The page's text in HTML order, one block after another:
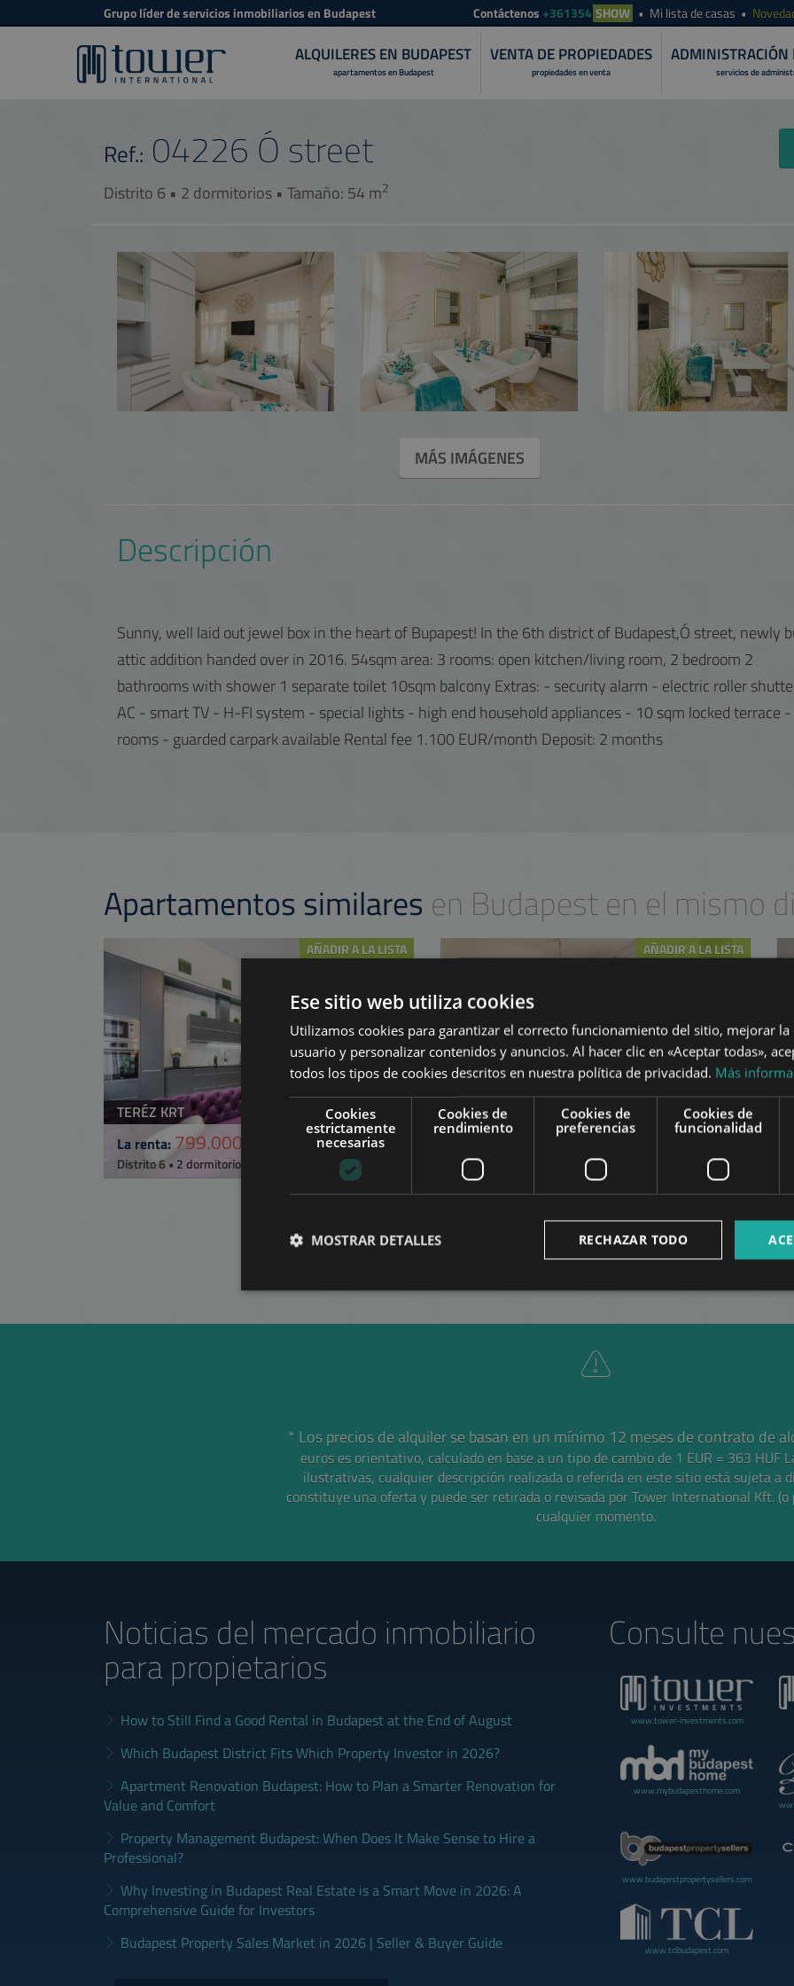
Grupo líder de servicios inmobiliarios en Budapest Contáctenos +361354 SHOW Mi lista de casas
ALQUILERES EN BUDAPEST
apartamentos en Budapest
VENTA DE PROPIEDADES
propiedades en venta
ADMINISTRACIÓN
servicios de
Ó street
Ref.: 04226
Distrito 6 • 2 dormitorios • Tamaño: 54 m2
MÁS IMÁGENES
Descripción
Sunny, well laid out jewel box in the heart of Bupapest! In the 6th district of Budapest,Ó street, newly
attic addition handed over in 2016. 54sqm area: 3 rooms: open kitchen/living room, 2 bedroom 2
bathrooms with shower 1 separate toilet 10sqm balcony Extras: - security alarm - electric roller
AC - smart TV - H-FI system - special lights - high end household appliances - 10 sqm locked terrace
rooms - guarded carpark available Rental fee 1.100 EUR/month Deposit: 2 months
Apartamentos similares en Budapest en el mismo
AÑADIR A LA LISTA
TERÉZ KRT
La renta: 799.000 HUF (€2.200)
Distrito 6 • 2 dormitorios • 71 m Ref:088670
AÑADIR A LA LISTA
KIRÁLY UTCA
363.000 HUF(€1.000)
Distrito 6 • 1 dormitorios • 65 m Ref:7590
MÁS
* Los precios de alquiler se basan en un mínimo 12 meses de contrato de
euros es orientativo, calculado en base a un tipo de cambio de 1 EUR = 363 HUF
ilustrativas, cualquier descripción realizada o referida en este sitio está sujeta a
constituye una oferta y puede ser retirada o revisada por Tower International Kft. (o
cualquier momento.
Noticias del mercado inmobiliario
para propietarios
How to Still Find a Good Rental in Budapest at the End of August
Which Budapest District Fits Which Property Investor in 2026?
Apartment Renovation Budapest: How to Plan a Smarter Renovation for
Value and Comfort
Property Management Budapest: When Does It Make Sense to Hire a
Professional?
Why Investing in Budapest Real Estate is a Smart Move in 2026: A
Comprehensive Guide for Investors
Budapest Property Sales Market in 2026 | Seller & Buyer Guide
Consulte
www.tower-investments.com
www.mybudapesthome.com
www.budapestpropertysellers.com
www.tclbudapest.com
Ese sitio web utiliza cookies
Utilizamos cookies para garantizar el correcto funcionamiento del sitio, mejorar la
usuario y personalizar contenidos y anuncios. Al hacer clic en «Aceptar todas»,
todos los tipos de cookies descritos en nuestra política de privacidad. Más
Cookies
estrictamente
necesarias
Cookies de
rendimiento
Cookies de
preferencias
Cookies de
funcionalidad
RECHAZAR TODO
MOSTRAR DETALLES